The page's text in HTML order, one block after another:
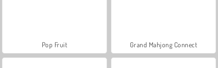
Pop Fruit Grand Mahjong Connect